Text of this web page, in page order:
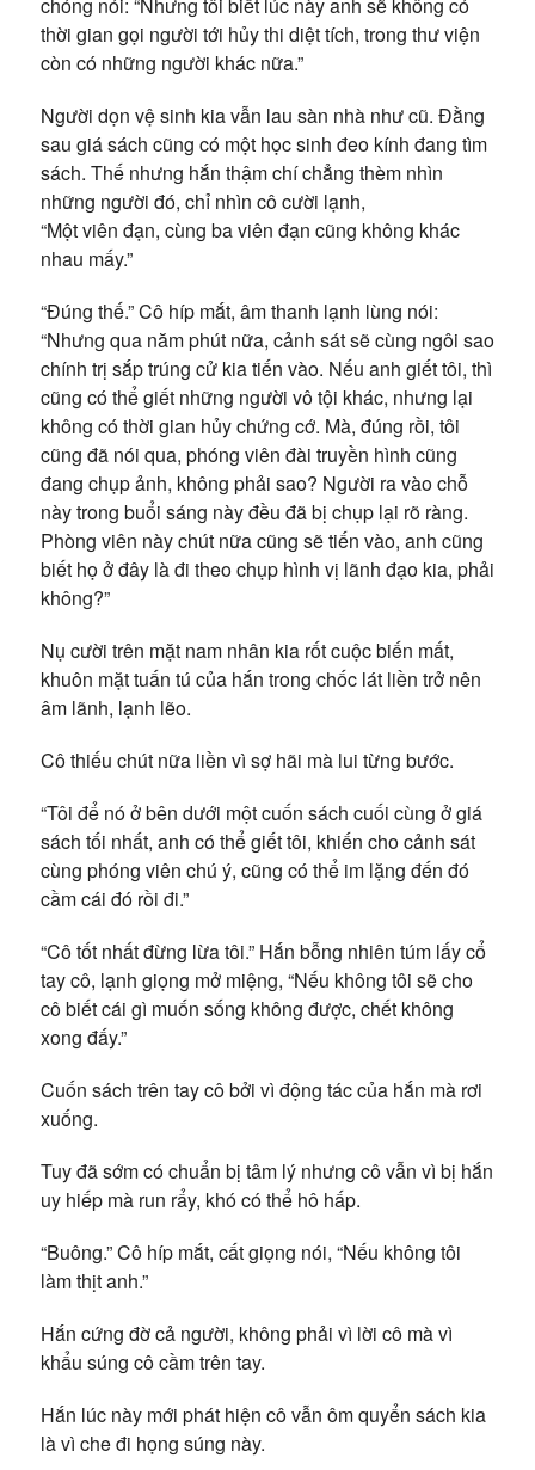
thời gian gọi người tới hủy thi diệt tích, trong thư viện
còn có những người khác nữa.”
Người dọn vệ sinh kia vẫn lau sàn nhà như cũ. Đằng
sau giá sách cũng có một học sinh đeo kính đang tìm
sách. Thế nhưng hắn thậm chí chẳng thèm nhìn
những người đó, chỉ nhìn cô cười lạnh,
“Một viên đạn, cùng ba viên đạn cũng không khác
nhau mấy.”
“Đúng thế.” Cô híp mắt, âm thanh lạnh lùng nói:
“Nhưng qua năm phút nữa, cảnh sát sẽ cùng ngôi sao
chính trị sắp trúng cử kia tiến vào. Nếu anh giết tôi, thì
cũng có thể giết những người vô tội khác, nhưng lại
không có thời gian hủy chứng cớ. Mà, đúng rồi, tôi
cũng đã nói qua, phóng viên đài truyền hình cũng
đang chụp ảnh, không phải sao? Người ra vào chỗ
này trong buổi sáng này đều đã bị chụp lại rõ ràng.
Phòng viên này chút nữa cũng sẽ tiến vào, anh cũng
biết họ ở đây là đi theo chụp hình vị lãnh đạo kia, phải
không?”
Nụ cười trên mặt nam nhân kia rốt cuộc biến mất,
khuôn mặt tuấn tú của hắn trong chốc lát liền trở nên
âm lãnh, lạnh lẽo.
Cô thiếu chút nữa liền vì sợ hãi mà lui từng bước.
“Tôi để nó ở bên dưới một cuốn sách cuối cùng ở giá
sách tối nhất, anh có thể giết tôi, khiến cho cảnh sát
cùng phóng viên chú ý, cũng có thể im lặng đến đó
cầm cái đó rồi đi.”
“Cô tốt nhất đừng lừa tôi.” Hắn bỗng nhiên túm lấy cổ
tay cô, lạnh giọng mở miệng, “Nếu không tôi sẽ cho
cô biết cái gì muốn sống không được, chết không
xong đấy.”
Cuốn sách trên tay cô bởi vì động tác của hắn mà rơi
xuống.
Tuy đã sớm có chuẩn bị tâm lý nhưng cô vẫn vì bị hắn
uy hiếp mà run rẩy, khó có thể hô hấp.
“Buông.” Cô híp mắt, cất giọng nói, “Nếu không tôi
làm thịt anh.”
Hắn cứng đờ cả người, không phải vì lời cô mà vì
khẩu súng cô cầm trên tay.
Hắn lúc này mới phát hiện cô vẫn ôm quyển sách kia
là vì che đi họng súng này.